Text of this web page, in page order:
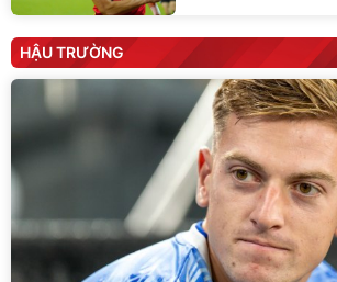
HẬU TRƯỜNG